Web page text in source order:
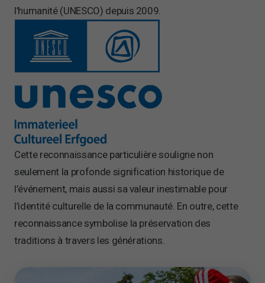
l’humanité (UNESCO) depuis 2009.
Cette reconnaissance particulière souligne non
seulement la profonde signification historique de
l’événement, mais aussi sa valeur inestimable pour
l’identité culturelle de la communauté. En outre, cette
reconnaissance symbolise la préservation des
traditions à travers les générations.